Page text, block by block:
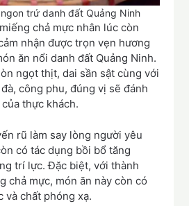
trứ danh đất Quảng Ninh
chả mực nhân lúc còn
nhận được trọn vẹn hương
ăn nổi danh đất Quảng Ninh.
ngọt thịt, dai sần sật cùng với
công phu, đúng vị sẽ đánh
thực khách.
rũ làm say lòng người yêu
có tác dụng bồi bổ tăng
trí lực. Đặc biệt, với thành
chả mực, món ăn này còn có
và chất phóng xạ.